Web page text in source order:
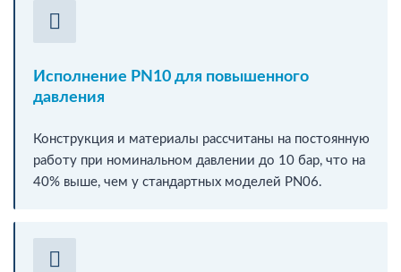
Исполнение PN10 для повышенного
давления
Конструкция и материалы рассчитаны на постоянную
работу при номинальном давлении до 10 бар, что на
40% выше, чем у стандартных моделей PN06.